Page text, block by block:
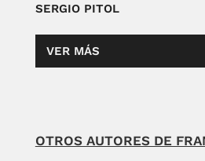
SERGIO PITOL
VER MÁS
OTROS AUTORES DE